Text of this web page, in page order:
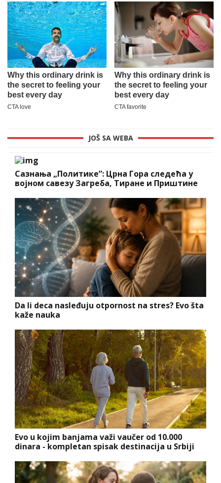
JOŠ SA WEBA
Сазнања „Политике”: Црна Гора следећа у
војном савезу Загреба, Тиране и Приштине
Da li deca nasleđuju otpornost na stres? Evo šta
kaže nauka
Evo u kojim banjama važi vaučer od 10.000
dinara - kompletan spisak destinacija u Srbiji